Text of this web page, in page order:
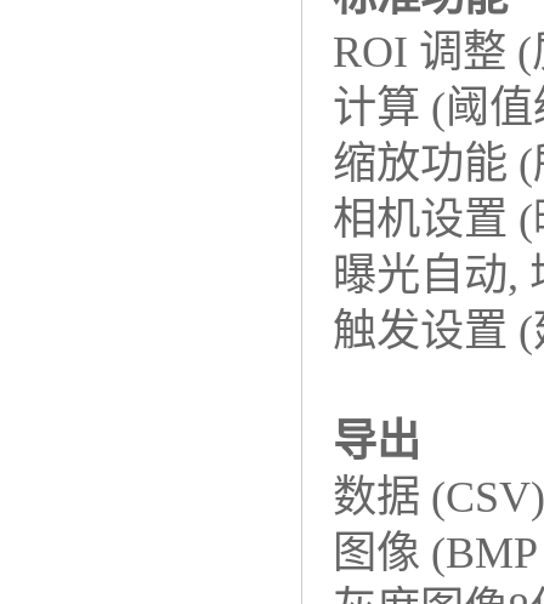
ROI 调整
计算 (阈
缩放功能
相机设置
曝光自动,
触发设置
导出
数据 (CSV)
图像